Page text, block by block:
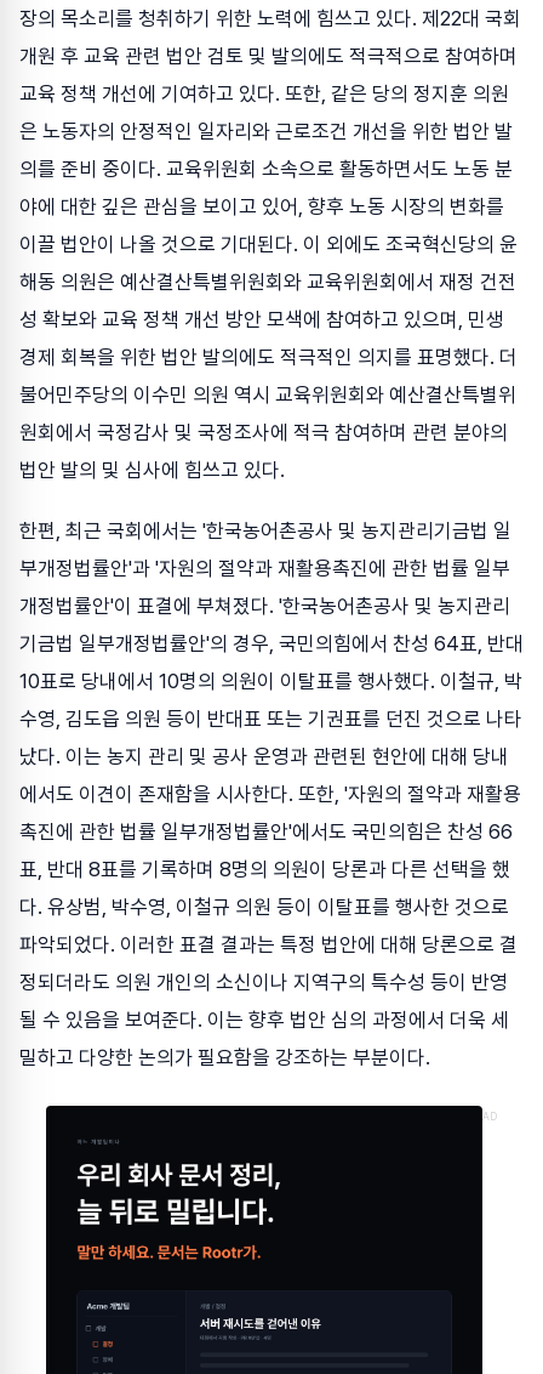
장의 목소리를 청취하기 위한 노력에 힘쓰고 있다. 제22대 국회
개원 후 교육 관련 법안 검토 및 발의에도 적극적으로 참여하며
교육 정책 개선에 기여하고 있다. 또한, 같은 당의 정지훈 의원
은 노동자의 안정적인 일자리와 근로조건 개선을 위한 법안 발
의를 준비 중이다. 교육위원회 소속으로 활동하면서도 노동 분
야에 대한 깊은 관심을 보이고 있어, 향후 노동 시장의 변화를
이끌 법안이 나올 것으로 기대된다. 이 외에도 조국혁신당의 윤
해동 의원은 예산결산특별위원회와 교육위원회에서 재정 건전
성 확보와 교육 정책 개선 방안 모색에 참여하고 있으며, 민생
경제 회복을 위한 법안 발의에도 적극적인 의지를 표명했다. 더
불어민주당의 이수민 의원 역시 교육위원회와 예산결산특별위
원회에서 국정감사 및 국정조사에 적극 참여하며 관련 분야의
법안 발의 및 심사에 힘쓰고 있다.
한편, 최근 국회에서는 '한국농어촌공사 및 농지관리기금법 일
부개정법률안'과 '자원의 절약과 재활용촉진에 관한 법률 일부
개정법률안'이 표결에 부쳐졌다. '한국농어촌공사 및 농지관리
기금법 일부개정법률안'의 경우, 국민의힘에서 찬성 64표, 반대
10표로 당내에서 10명의 의원이 이탈표를 행사했다. 이철규, 박
수영, 김도읍 의원 등이 반대표 또는 기권표를 던진 것으로 나타
났다. 이는 농지 관리 및 공사 운영과 관련된 현안에 대해 당내
에서도 이견이 존재함을 시사한다. 또한, '자원의 절약과 재활용
촉진에 관한 법률 일부개정법률안'에서도 국민의힘은 찬성 66
표, 반대 8표를 기록하며 8명의 의원이 당론과 다른 선택을 했
다. 유상범, 박수영, 이철규 의원 등이 이탈표를 행사한 것으로
파악되었다. 이러한 표결 결과는 특정 법안에 대해 당론으로 결
정되더라도 의원 개인의 소신이나 지역구의 특수성 등이 반영
될 수 있음을 보여준다. 이는 향후 법안 심의 과정에서 더욱 세
밀하고 다양한 논의가 필요함을 강조하는 부분이다.
AD